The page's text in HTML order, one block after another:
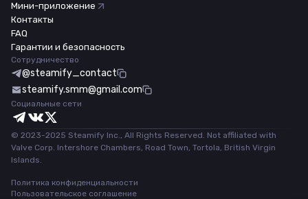
Мини-приложение
Контакты
FAQ
Гарантии и безопасность
Сотрудничество
@steamify_contact
steamify.smm@gmail.com
Социальные сети
© 2023-2025 Steamify Inc., All Rights Reserved. Not affiliated with
Valve Corp. Intershore Chambers, Road Town, Tortola, British Virgin
Islands.
Политика конфиденциальности
Пользовательское соглашение